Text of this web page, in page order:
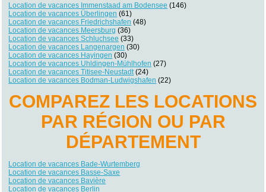
Location de vacances Immenstaad am Bodensee (146)
Location de vacances Überlingen (61)
Location de vacances Friedrichshafen (48)
Location de vacances Meersburg (36)
Location de vacances Schluchsee (33)
Location de vacances Langenargen (30)
Location de vacances Hayingen (30)
Location de vacances Uhldingen-Mühlhofen (27)
Location de vacances Titisee-Neustadt(24)
Location de vacances Bodman-Ludwigshafen (22)
COMPAREZ LES LOCATIONS
PAR RÉGION OU PAR
DÉPARTEMENT
Location de vacances Bade-Wurtemberg
Location de vacances Basse-Saxe
Location de vacances Bavière
Location de vacances Berlin